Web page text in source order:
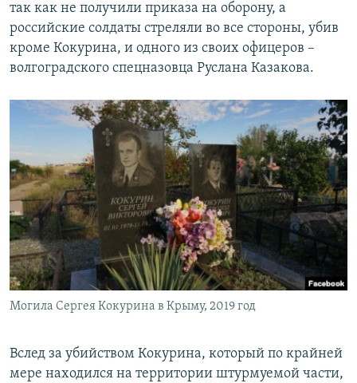
так как не получили приказа на оборону, а
российские солдаты стреляли во все стороны, убив
кроме Кокурина, и одного из своих офицеров –
волгоградского спецназовца Руслана Казакова.
Могила Сергея Кокурина в Крыму, 2019 год
Вслед за убийством Кокурина, который по крайней
мере находился на территории штурмуемой части,